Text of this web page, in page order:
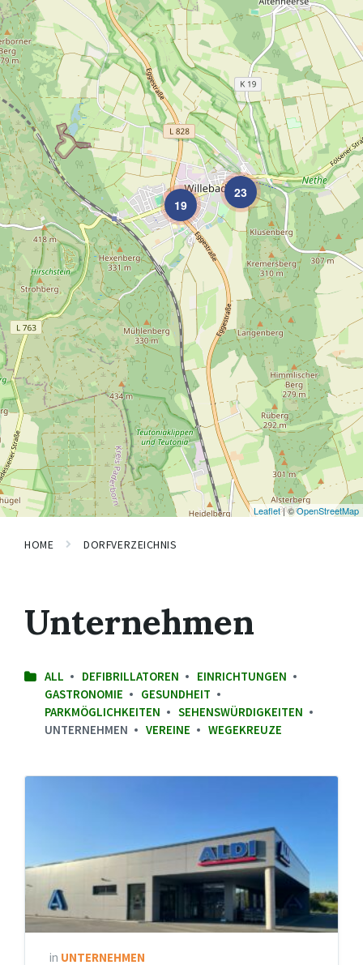
23
19
Leaflet| ©OpenStreetMap
HOME DORFVERZEICHNIS
Unternehmen
ALL DEFIBRILLATOREN
EINRICHTUNGEN
GASTRONOMIE
GESUNDHEIT
PARKMÖGLICHKEITEN
SEHENSWÜRDIGKEITEN
UNTERNEHMEN
VEREINE WEGEKREUZE
in UNTERNEHMEN